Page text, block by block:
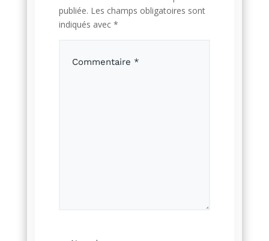
publiée. Les champs obligatoires sont
indiqués avec *